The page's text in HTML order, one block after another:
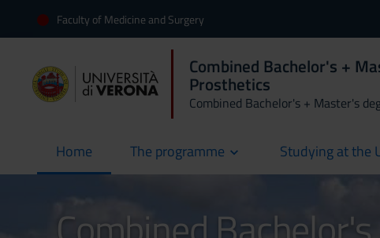
Faculty of Medicine and Surgery
Combined Bachelor's +
Prosthetics
Combined Bachelor's + Master's
Home
current The programme Studying at the